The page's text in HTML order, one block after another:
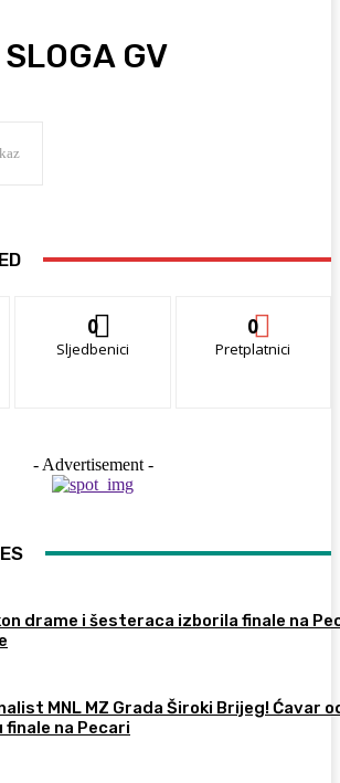
GV
0
Sljedbenici
0
Pretplatnici
- Advertisement -
drame i šesteraca izborila finale na
MNL MZ Grada Široki Brijeg! Ćavar
finale na Pecari